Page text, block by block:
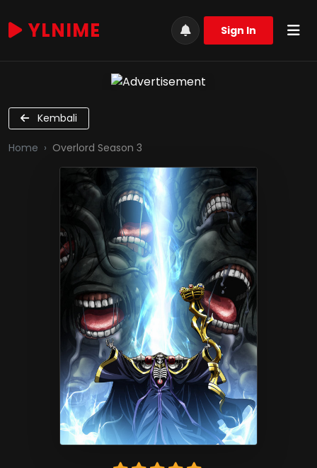
YLNIME Sign In
Kembali
Home Overlord Season 3